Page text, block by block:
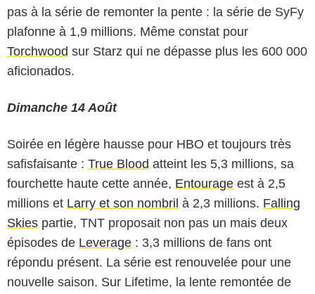
pas à la série de remonter la pente : la série de SyFy
plafonne à 1,9 millions. Même constat pour
Torchwood sur Starz qui ne dépasse plus les 600 000
aficionados.
Dimanche 14 Août
Soirée en légère hausse pour HBO et toujours très
safisfaisante : True Blood atteint les 5,3 millions, sa
fourchette haute cette année, Entourage est à 2,5
millions et Larry et son nombril à 2,3 millions. Falling
Skies partie, TNT proposait non pas un mais deux
épisodes de Leverage : 3,3 millions de fans ont
répondu présent. La série est renouvelée pour une
nouvelle saison. Sur Lifetime, la lente remontée de